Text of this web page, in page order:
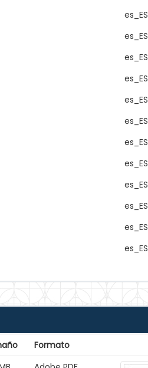
es_ES
es_ES
es_ES
es_ES
es_ES
es_ES
es_ES
es_ES
es_ES
es_ES
es_ES
es_ES
Formato